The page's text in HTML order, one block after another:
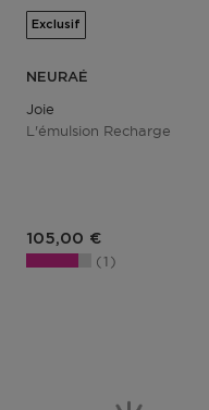
Exclusif
NEURAÉ
Joie
L'émulsion Recharge
105,00 €
1